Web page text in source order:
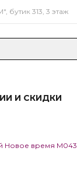
бутик 313, 3 этаж
И СКИДКИ
Новое время М043